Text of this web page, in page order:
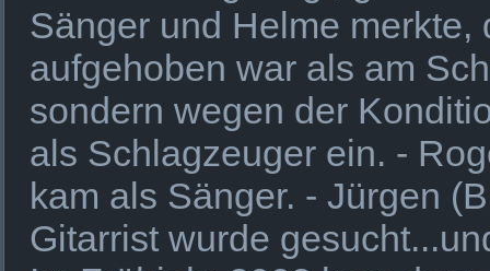
Sänger und Helme
aufgehoben war als am
sondern wegen der
als Schlagzeuger ein. -
kam als Sänger. - Jürgen
Gitarrist wurde